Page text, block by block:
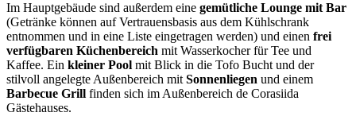
Im Hauptgebäude sind außerdem eine gemütliche Lounge mit Bar
(Getränke können auf Vertrauensbasis aus dem Kühlschrank
entnommen und in eine Liste eingetragen werden) und einen frei
verfügbaren Küchenbereich mit Wasserkocher für Tee und
Kaffee. Ein kleiner Pool mit Blick in die Tofo Bucht und der
stilvoll angelegte Außenbereich mit Sonnenliegen und einem
Barbecue Grill finden sich im Außenbereich de Corasiida
Gästehauses.